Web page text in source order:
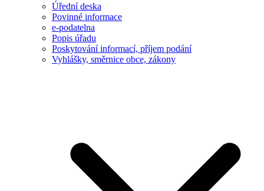
Úřední deska
Povinné informace
e-podatelna
Popis úřadu
Poskytování informací, příjem podání
Vyhlášky, směrnice obce, zákony